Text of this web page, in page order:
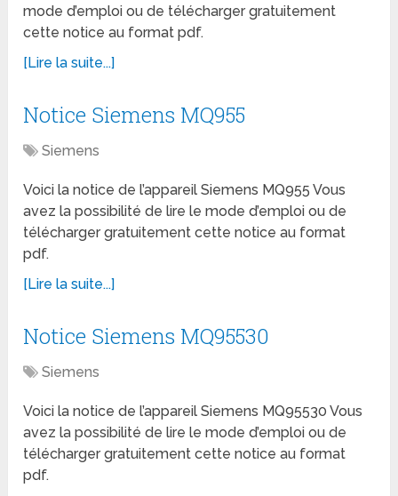
mode d’emploi ou de télécharger gratuitement
cette notice au format pdf.
[Lire la suite...]
Notice Siemens MQ955
Siemens
Voici la notice de l’appareil Siemens MQ955 Vous
avez la possibilité de lire le mode d’emploi ou de
télécharger gratuitement cette notice au format
pdf.
[Lire la suite...]
Notice Siemens MQ95530
Siemens
Voici la notice de l’appareil Siemens MQ95530 Vous
avez la possibilité de lire le mode d’emploi ou de
télécharger gratuitement cette notice au format
pdf.